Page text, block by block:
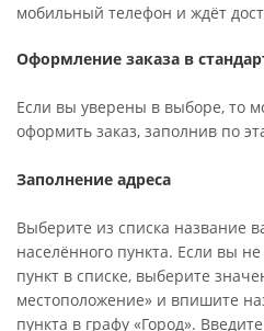
мобильный телефон и ждёт
Оформление заказа в
Если вы уверены в выборе, то
оформить заказ, заполнив по
Заполнение адреса
Выберите из списка название
населённого пункта. Если вы
пункт в списке, выберите
местоположение» и впишите
пункта в графу «Город».